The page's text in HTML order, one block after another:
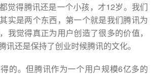
觉得腾讯还是一个小孩，才12岁。我们
实是两个东西，第一个就是我们腾讯为
我觉得真正为用户创造了很多的价值，
讯还是保持了创业时候腾讯的文化。
的。但腾讯作为一个用户规模6亿多的